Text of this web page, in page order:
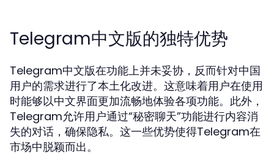
Telegram中文版的独特优势
Telegram中文版在功能上并未妥协，反而针对中国
用户的需求进行了本土化改进。这意味着用户在使用
时能够以中文界面更加流畅地体验各项功能。此外，
Telegram允许用户通过“秘密聊天”功能进行内容消
失的对话，确保隐私。这一些优势使得Telegram在
市场中脱颖而出。